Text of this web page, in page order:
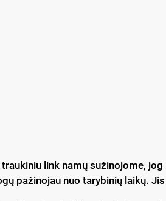
link namų sužinojome,
pažinojau nuo tarybinių laikų.